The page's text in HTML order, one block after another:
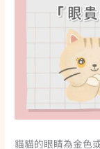
貓貓的眼睛為金色